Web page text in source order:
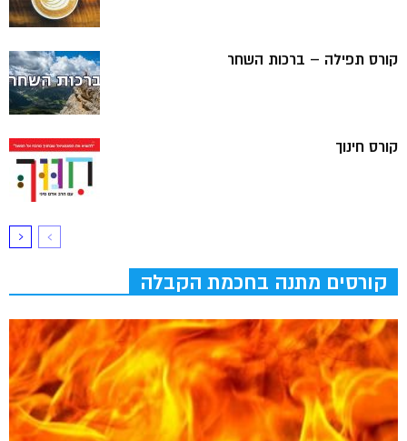
קורס תפילה – ברכות השחר
קורס חינוך
קורסים מתנה בחכמת הקבלה